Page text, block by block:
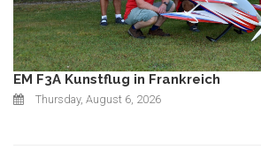
EM F3A Kunstflug in Frankreich
Thursday, August 6, 2026